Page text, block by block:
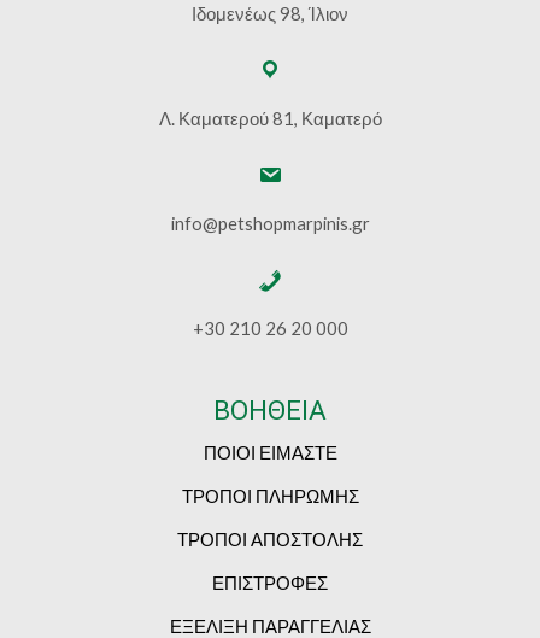
Ιδομενέως 98, Ίλιον
Λ. Καματερού 81, Καματερό
info@petshopmarpinis.gr
+30 210 26 20 000
ΒΟΗΘΕΙΑ
ΠΟΙΟΙ ΕΙΜΑΣΤΕ
ΤΡΟΠΟΙ ΠΛΗΡΩΜΗΣ
ΤΡΟΠΟΙ ΑΠΟΣΤΟΛΗΣ
ΕΠΙΣΤΡΟΦΕΣ
ΕΞΕΛΙΞΗ ΠΑΡΑΓΓΕΛΙΑΣ